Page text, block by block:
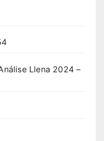
Llena 2024 –